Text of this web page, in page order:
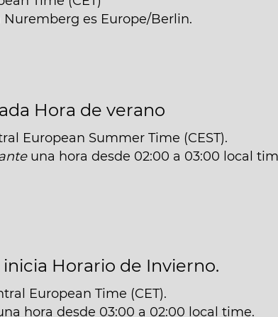
es Europe/Berlin.
Hora de verano
European Summer Time (CEST).
una hora desde 02:00 a 03:00 local
inicia Horario de Invierno.
European Time (CET).
hora desde 03:00 a 02:00 local time.